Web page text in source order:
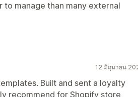
to manage than many external
12 มิถุนายน
Built and sent a loyalty
recommend for Shopify store